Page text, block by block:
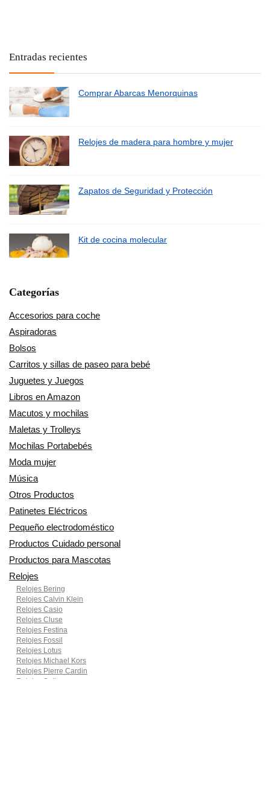
Entradas recientes
Comprar Abarcas Menorquinas
Relojes de madera para hombre y mujer
Zapatos de Seguridad y Protección
Kit de cocina molecular
Categorías
Accesorios para coche
Aspiradoras
Bolsos
Carritos y sillas de paseo para bebé
Juguetes y Juegos
Libros en Amazon
Macutos y mochilas
Maletas y Trolleys
Mochilas Portabebés
Moda mujer
Música
Otros Productos
Patinetes Eléctricos
Pequeño electrodoméstico
Productos Cuidado personal
Productos para Mascotas
Relojes
Relojes Bering
Relojes Calvin Klein
Relojes Casio
Relojes Cluse
Relojes Festina
Relojes Fossil
Relojes Lotus
Relojes Michael Kors
Relojes Pierre Cardin
Relojes Seiko